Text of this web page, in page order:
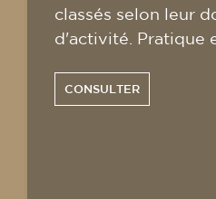
classés selon leur
d'activité. Pratique
CONSULTER